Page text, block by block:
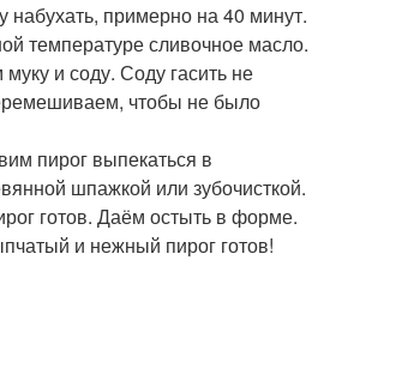
примерно на 40 минут.
температуре сливочное масло.
и соду. Соду гасить не
чтобы не было
пирог выпекаться в
шпажкой или зубочисткой.
готов. Даём остыть в форме.
и нежный пирог готов!